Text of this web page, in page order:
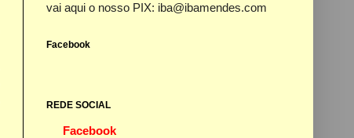
vai aqui o nosso PIX: iba@ibamendes.com
Facebook
REDE SOCIAL
Facebook